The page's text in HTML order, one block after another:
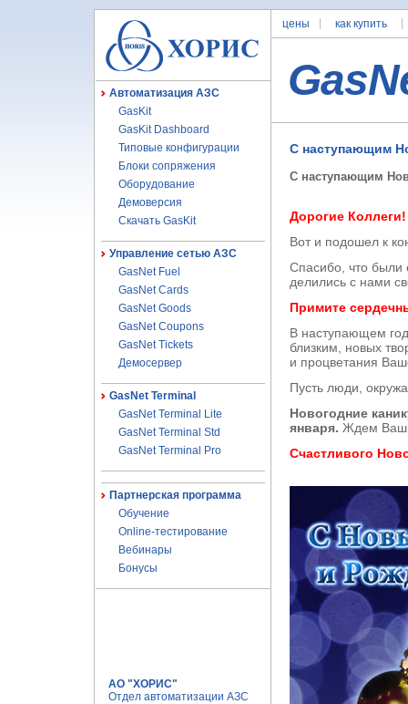
Автоматизация АЗС
GasKit
GasKit Dashboard
Типовые конфигурации
Блоки сопряжения
Оборудование
Демоверсия
Скачать GasKit
Управление сетью АЗС
GasNet Fuel
GasNet Cards
GasNet Goods
GasNet Coupons
GasNet Tickets
Демосервер
GasNet Terminal
GasNet Terminal Lite
GasNet Terminal Std
GasNet Terminal Pro
Партнерская программа
Обучение
Online-тестирование
Вебинары
Бонусы
цены как купить
С наступающим
С наступающим
Дорогие Коллеги!
Вот и подошел к
Спасибо, что были
делились с нами
Примите
В наступающем
близким, новых
и процветания
Пусть люди,
Новогодние
января. Ждем
Счастливого
АО "ХОРИС"
Отдел автоматизации АЗС